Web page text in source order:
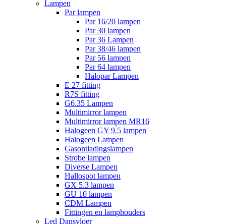
Lampen
Par lampen
Par 16/20 lampen
Par 30 lampen
Par 36 Lampen
Par 38/46 lampen
Par 56 lampen
Par 64 lampen
Halopar Lampen
E 27 fitting
R7S fitting
G6.35 Lampen
Multimirror lampen
Multimirror lampen MR16
Halogeen GY 9.5 lampen
Halogeen Lampen
Gasontladingslampen
Strobe lampen
Diverse Lampen
Hallospot lampen
GX 5.3 lampen
GU 10 lampen
CDM Lampen
Fittingen en lamphouders
Led Dansvloer